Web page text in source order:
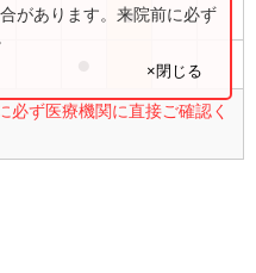
●
必ず医療機関に直接ご確認く
があります。来院前に必ず
×閉じる